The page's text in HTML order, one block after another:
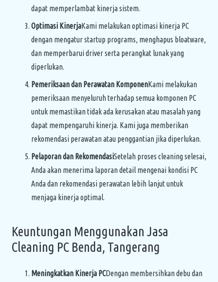
dapat memperlambat kinerja sistem.
Optimasi KinerjaKami melakukan optimasi kinerja PC
dengan mengatur startup programs, menghapus bloatware,
dan memperbarui driver serta perangkat lunak yang
diperlukan.
Pemeriksaan dan Perawatan KomponenKami melakukan
pemeriksaan menyeluruh terhadap semua komponen PC
untuk memastikan tidak ada kerusakan atau masalah yang
dapat mempengaruhi kinerja. Kami juga memberikan
rekomendasi perawatan atau penggantian jika diperlukan.
Pelaporan dan RekomendasiSetelah proses cleaning selesai,
Anda akan menerima laporan detail mengenai kondisi PC
Anda dan rekomendasi perawatan lebih lanjut untuk
menjaga kinerja optimal.
Keuntungan Menggunakan Jasa
Cleaning PC Benda, Tangerang
Meningkatkan Kinerja PCDengan membersihkan debu dan